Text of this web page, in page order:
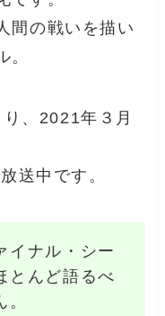
間の戦いを描い
。
、2021年３月
送中です。
イナル・シー
とんど語るべ